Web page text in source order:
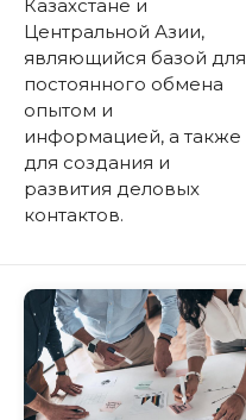
Казахстане и
Центральной Азии,
являющийся базой для
постоянного обмена
опытом и
информацией, а также
для создания и
развития деловых
контактов.